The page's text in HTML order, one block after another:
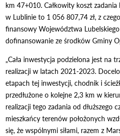
km 47+010. Całkowity koszt
w Lublinie to 1 056 807,74 zł, z
finansowy Województwa
dofinansowanie ze środków Gminy
„Cała inwestycja podzielona jest na
realizacji w latach 2021-2023.
etapach tej inwestycji, chodnik i
przedłużone o kolejne 2,3 km w
realizacji tego zadania od dłuższego
mieszkańcy terenów położonych
się, że wspólnymi siłami, razem z